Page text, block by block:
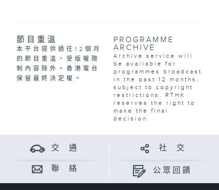
節目重溫
本平台提供過往12個月
的節目重溫，受版權限
制內容除外。香港電台
保留最終決定權。
PROGRAMME
ARCHIVE
Archive service will
be available for
programmes broadcast
in the past 12 months,
subject to copyright
restrictions. RTHK
reserves the right to
make the final
decision.
交 通 社 交
聯 絡 公眾回饋